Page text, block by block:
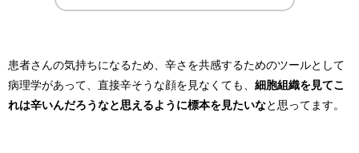
患者さんの気持ちになるため、辛さを共感するためのツールとして
病理学があって、直接辛そうな顔を見なくても、 細胞組織を見てこ
れは辛いんだろうなと思えるように標本を見たいなと思ってます。